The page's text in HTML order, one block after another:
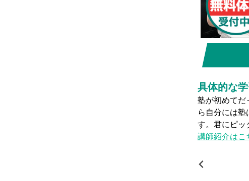
具体的な
実際の通塾に
間を確保で
ッフとの面談
ます。